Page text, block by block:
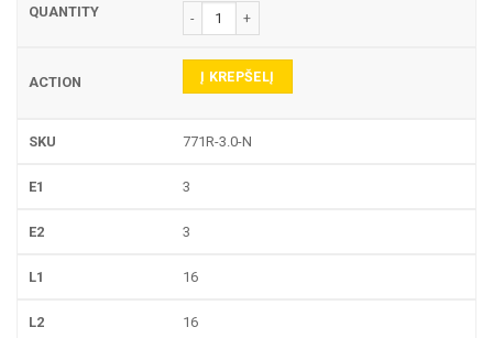
produkto kiekis: 771R TEKINIMO PLOKŠTELĖ
Į KREPŠELĮ
771R-3.0-N
3
3
16
16